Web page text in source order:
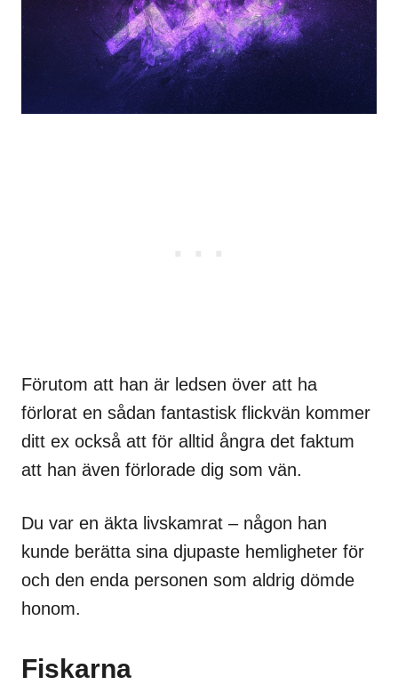
Förutom att han är ledsen över att ha
förlorat en sådan fantastisk flickvän kommer
ditt ex också att för alltid ångra det faktum
att han även förlorade dig som vän.
Du var en äkta livskamrat – någon han
kunde berätta sina djupaste hemligheter för
och den enda personen som aldrig dömde
honom.
Fiskarna